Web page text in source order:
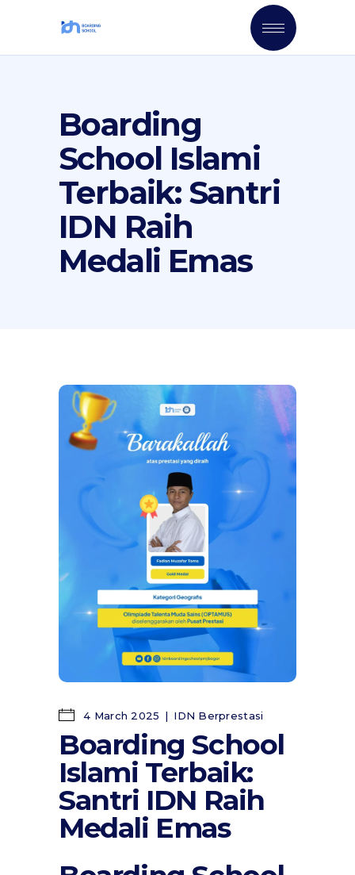
Boarding
School Islami
Terbaik: Santri
IDN Raih
Medali Emas
4 March 2025 IDN Berprestasi
Boarding School
Islami Terbaik:
Santri IDN Raih
Medali Emas